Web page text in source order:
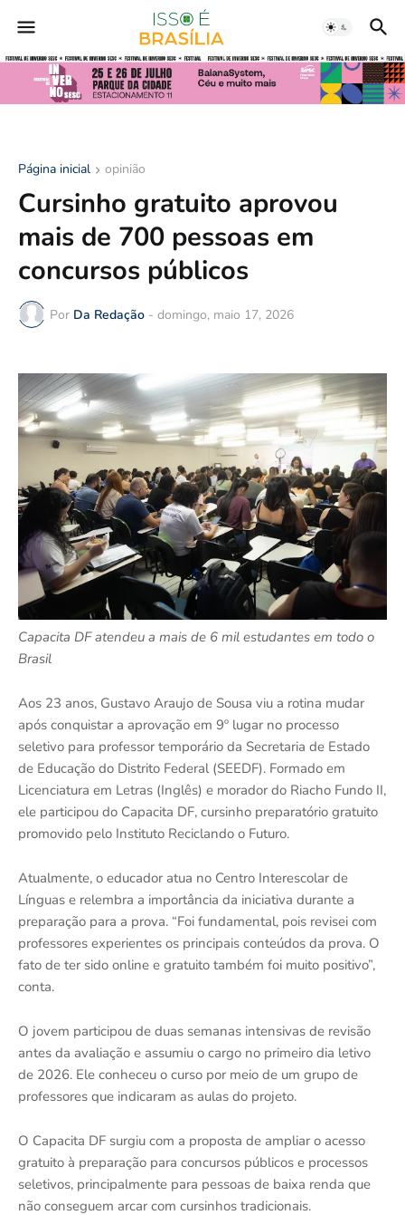
Página inicial opinião
Cursinho gratuito aprovou
mais de 700 pessoas em
concursos públicos
Por Da Redação - domingo, maio 17, 2026
Capacita DF atendeu a mais de 6 mil estudantes em todo o
Brasil
Aos 23 anos, Gustavo Araujo de Sousa viu a rotina mudar
após conquistar a aprovação em 9º lugar no processo
seletivo para professor temporário da Secretaria de Estado
de Educação do Distrito Federal (SEEDF). Formado em
Licenciatura em Letras (Inglês) e morador do Riacho Fundo II,
ele participou do Capacita DF, cursinho preparatório gratuito
promovido pelo Instituto Reciclando o Futuro.
Atualmente, o educador atua no Centro Interescolar de
Línguas e relembra a importância da iniciativa durante a
preparação para a prova. “Foi fundamental, pois revisei com
professores experientes os principais conteúdos da prova. O
fato de ter sido online e gratuito também foi muito positivo”,
conta.
O jovem participou de duas semanas intensivas de revisão
antes da avaliação e assumiu o cargo no primeiro dia letivo
de 2026. Ele conheceu o curso por meio de um grupo de
professores que indicaram as aulas do projeto.
O Capacita DF surgiu com a proposta de ampliar o acesso
gratuito à preparação para concursos públicos e processos
seletivos, principalmente para pessoas de baixa renda que
não conseguem arcar com cursinhos tradicionais.